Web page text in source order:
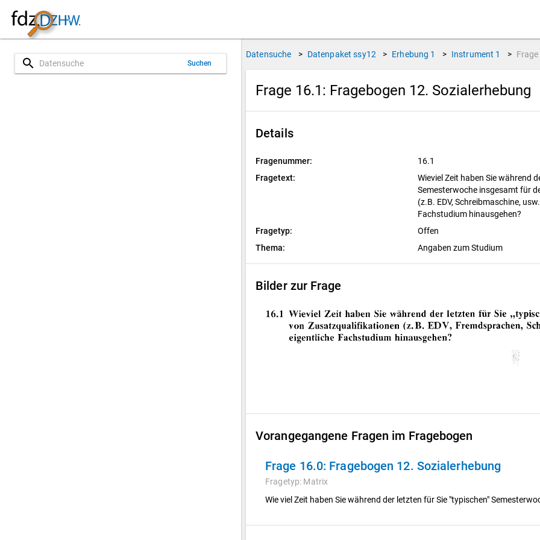
search Suchen
Datensuche > Datenpaket ssy12 > Erhebung 1 > Instrument 1 > Frage
Frage 16.1: Fragebogen 12. Sozialerhebung
Details
Fragenummer:
16.1
Fragetext:
Wieviel Zeit haben Sie während
Semesterwoche insgesamt für
(z.B. EDV, Schreibmaschine,
Fachstudium hinausgehen?
Fragetyp:
Offen
Thema:
Angaben zum Studium
Bilder zur Frage
Vorangegangene Fragen im Fragebogen
Frage 16.0: Fragebogen 12. Sozialerhebung
Fragetyp: Matrix
Wie viel Zeit haben Sie während der letzten für Sie "typischen"